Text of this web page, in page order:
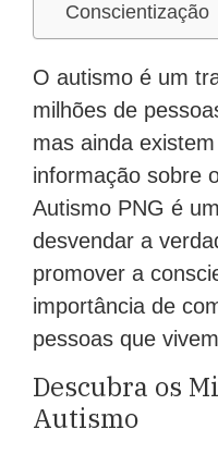
Conscientização
O autismo é um
milhões de
mas ainda
informação sobre
Autismo PNG é
desvendar a
promover a
importância de
pessoas que
Descubra os
Autismo